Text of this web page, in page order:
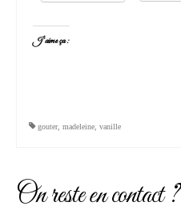
J’aime ça :
gouter, madeleine vanille
On reste en contact ?